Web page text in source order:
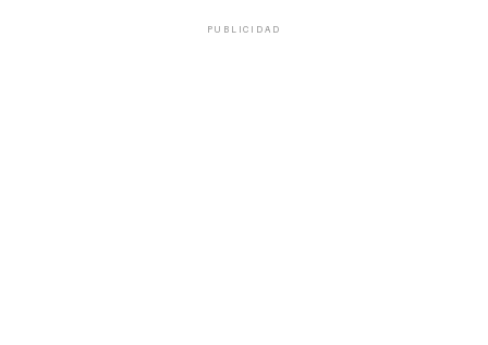
PUBLICIDAD